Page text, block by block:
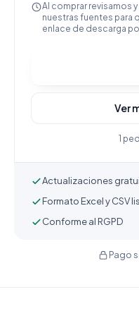
Al comprar revisamos
nuestras fuentes para
enlace de descarga
Ver
1
Actualizaciones
Formato Excel y CSV
Conforme al RGPD
Pago